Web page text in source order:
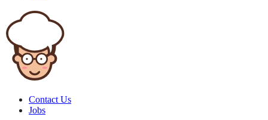
Contact Us
Jobs